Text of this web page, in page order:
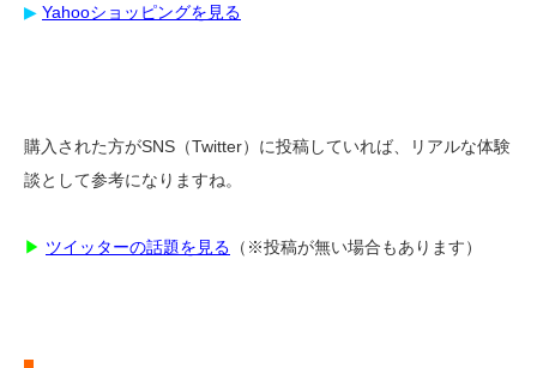
▶︎ Yahooショッピングを見る
購入された方がSNS（Twitter）に投稿していれば、リアルな体験
談として参考になりますね。
▶︎ ツイッターの話題を見る （※投稿が無い場合もあります）